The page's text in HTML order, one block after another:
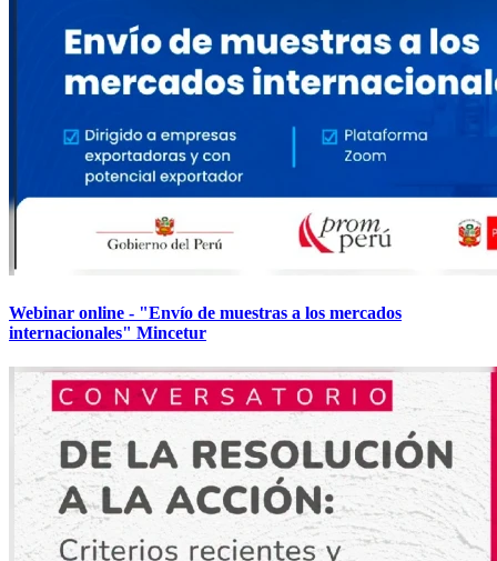
Webinar online - "Envío de muestras a los mercados
internacionales" Mincetur